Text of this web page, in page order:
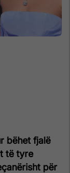
bëhet fjalë
të tyre
për